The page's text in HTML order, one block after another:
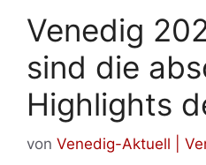
Venedig
sind die
Highlights
von Venedig-Aktuell |